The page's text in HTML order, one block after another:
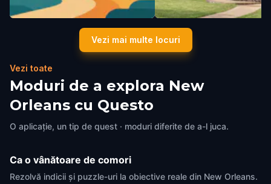
Toulouse Theatre
United States of
Lafayette Square
New Orleans
America
Vezi mai multe locuri
Vezi toate
Moduri de a explora New
Orleans cu Questo
O aplicație, un tip de quest · moduri diferite de a-l juca.
Ca o vânătoare de comori
Rezolvă indicii și puzzle-uri la obiective reale din New Orleans.